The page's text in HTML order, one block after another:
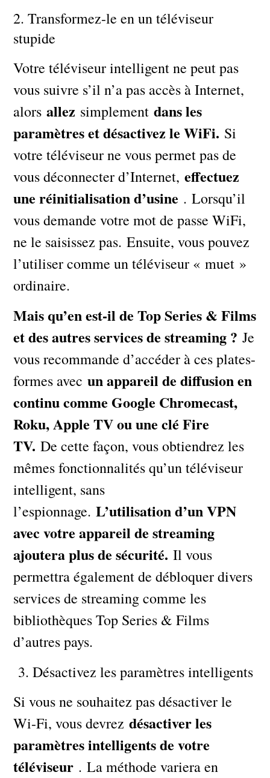
2. Transformez-le en un téléviseur
stupide
Votre téléviseur intelligent ne peut pas
vous suivre s’il n’a pas accès à Internet,
alorsallez simplementdans les
paramètres et désactivez le WiFi. Si
votre téléviseur ne vous permet pas de
vous déconnecter d’Internet,effectuez
une réinitialisation d’usine . Lorsqu’il
vous demande votre mot de passe WiFi,
ne le saisissez pas. Ensuite, vous pouvez
l’utiliser comme un téléviseur « muet »
ordinaire.
Mais qu’en est-il de Top Series & Films
et des autres services de streaming ?Je
vous recommande d’accéder à ces plates-
formes avecun appareil de diffusion en
continu comme Google Chromecast,
Roku, Apple TV ou une clé Fire
TV.De cette façon, vous obtiendrez les
mêmes fonctionnalités qu’un téléviseur
intelligent, sans
l’espionnage.L’utilisation d’un VPN
avec votre appareil de streaming
ajoutera plus de sécurité.Il vous
permettra également de débloquer divers
services de streaming comme les
bibliothèques Top Series & Films
d’autres pays.
3. Désactivez les paramètres intelligents
Si vous ne souhaitez pas désactiver le
Wi-Fi, vous devrezdésactiver les
paramètres intelligents de votre
téléviseur . La méthode variera en